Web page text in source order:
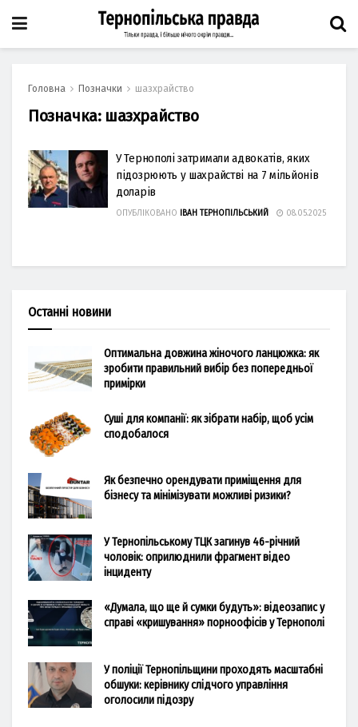
Головна Позначки шазхрайство
Позначка: шазхрайство
У Тернополі затримали адвокатів, яких
підозрюють у шахрайстві на 7 мільйонів
доларів
ОПУБЛІКОВАНО ІВАН ТЕРНОПІЛЬСЬКИЙ 08.05.2025
Останні новини
Оптимальна довжина жіночого ланцюжка: як
зробити правильний вибір без попередньої
примірки
Суші для компанії: як зібрати набір, щоб усім
сподобалося
Як безпечно орендувати приміщення для
бізнесу та мінімізувати можливі ризики?
У Тернопільському ТЦК загинув 46-річний
чоловік: оприлюднили фрагмент відео
інциденту
«Думала, що ще й сумки будуть»: відеозапис у
справі «кришування» порноофісів у Тернополі
У поліції Тернопільщини проходять масштабні
обшуки: керівнику слідчого управління
оголосили підозру